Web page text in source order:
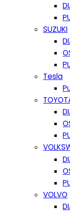
SUZUKI
Tesla
VOLVO